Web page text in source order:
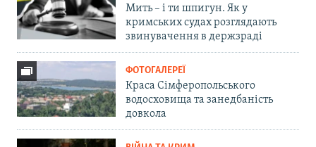
Мить – і ти шпигун. Як у
кримських судах розглядають
звинувачення в держзраді
ФОТОГАЛЕРЕЇ
Краса Сімферопольського
водосховища та занедбаність
довкола